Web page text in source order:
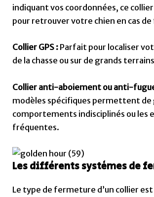
indiquant vos coordonnées, ce
pour retrouver votre chien en cas de
Collier GPS : Parfait pour localiser
de la chasse ou sur de grands
Collier anti-aboiement ou anti-
modèles spécifiques permettent de
comportements indisciplinés ou les
fréquentes.
Les différents systèmes de
Le type de fermeture d’un collier est